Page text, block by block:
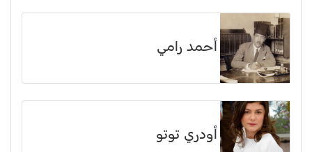
أحمد رامي
أودري توتو